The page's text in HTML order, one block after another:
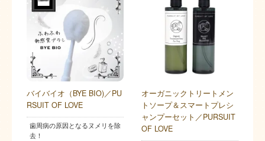
バイバイオ（BYE BIO)／PU
RSUIT OF LOVE
歯周病の原因となるヌメリを除
去！
オーガニックトリートメン
トソープ＆スマートプレシ
ャンプーセット／PURSUIT
OF LOVE